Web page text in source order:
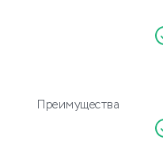
Преимущества